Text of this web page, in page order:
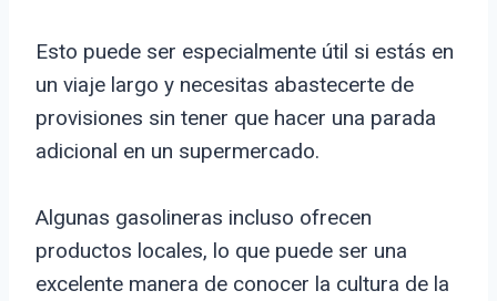
Esto puede ser especialmente útil si estás en
un viaje largo y necesitas abastecerte de
provisiones sin tener que hacer una parada
adicional en un supermercado.
Algunas gasolineras incluso ofrecen
productos locales, lo que puede ser una
excelente manera de conocer la cultura de la